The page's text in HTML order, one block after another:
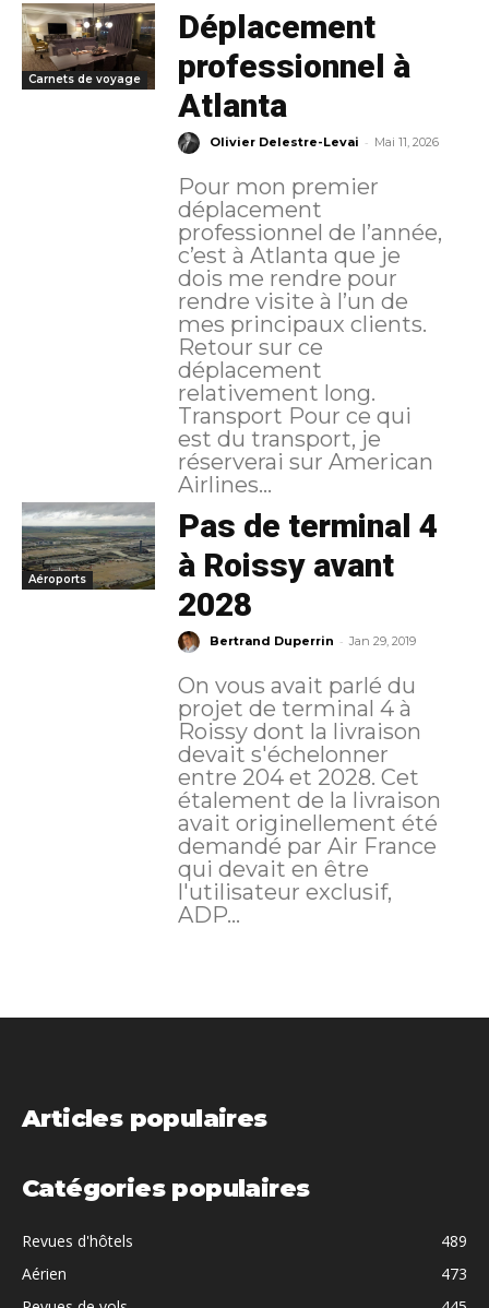
Carnets de voyage
Déplacement
professionnel à
Atlanta
Olivier Delestre-Levai - Mai 11, 2026
Pour mon premier
déplacement
professionnel de l’année,
c’est à Atlanta que je
dois me rendre pour
rendre visite à l’un de
mes principaux clients.
Retour sur ce
déplacement
relativement long.
Transport Pour ce qui
est du transport, je
réserverai sur American
Airlines...
Aéroports
Pas de terminal 4
à Roissy avant
2028
Bertrand Duperrin - Jan 29, 2019
On vous avait parlé du
projet de terminal 4 à
Roissy dont la livraison
devait s'échelonner
entre 204 et 2028. Cet
étalement de la livraison
avait originellement été
demandé par Air France
qui devait en être
l'utilisateur exclusif,
ADP...
Articles populaires
Catégories populaires
Revues d'hôtels
489
Aérien
473